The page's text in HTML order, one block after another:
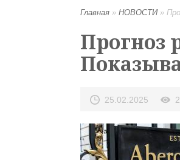
Главная » НОВОСТИ»
Прогноз
25.02.2025